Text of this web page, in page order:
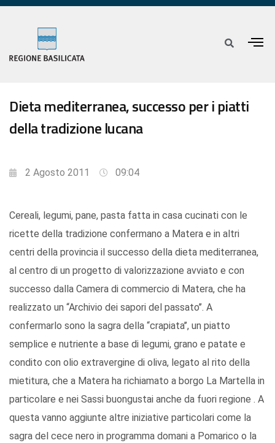
Dieta mediterranea, successo per i piatti
della tradizione lucana
2 Agosto 2011 09:04
Cereali, legumi, pane, pasta fatta in casa cucinati con le
ricette della tradizione confermano a Matera e in altri
centri della provincia il successo della dieta mediterranea,
al centro di un progetto di valorizzazione avviato e con
successo dalla Camera di commercio di Matera, che ha
realizzato un “Archivio dei sapori del passato’’. A
confermarlo sono la sagra della “crapiata’’, un piatto
semplice e nutriente a base di legumi, grano e patate e
condito con olio extravergine di oliva, legato al rito della
mietitura, che a Matera ha richiamato a borgo La Martella in
particolare e nei Sassi buongustai anche da fuori regione . A
questa vanno aggiunte altre iniziative particolari come la
sagra del cece nero in programma domani a Pomarico o la